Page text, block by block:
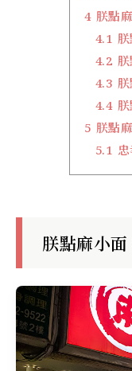
4 朕點
4.1
4.2
4.3
4.4
5 朕點
5.1
朕點麻小